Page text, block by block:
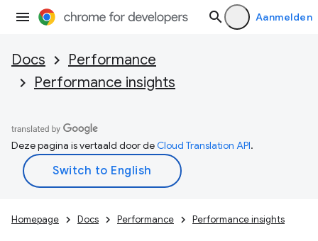
Aanmelden
Docs
Performance
Performance insights
Deze pagina is vertaald door deCloud Translation API.
Homepage Docs Performance Performance insights